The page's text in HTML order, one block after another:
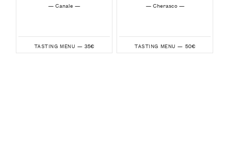
— Canale —
TASTING MENU — 35€
— Cherasco —
TASTING MENU — 50€